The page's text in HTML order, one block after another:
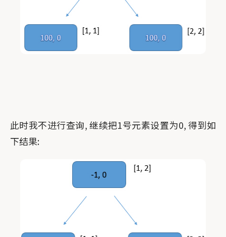
此时我不进行查询, 继续把1号元素设置为0, 得到如
下结果: